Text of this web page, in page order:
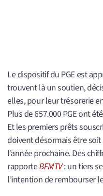
Le dispositif du PGE est
trouvent là un soutien,
elles, pour leur trésorerie
Plus de 657.000 PGE ont
Et les premiers prêts
doivent désormais être
l’année prochaine. Des
rapporteBFMTV: un tiers
l’intention de rembourser